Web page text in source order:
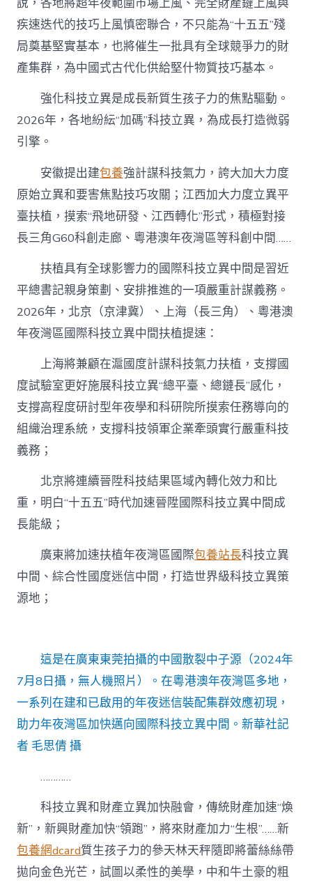
說，各地將超年夜範圍市場上風、完全財產鏈上風與
疾速迭代的技巧上風慎密聯合，不只能為“十五五”殘
局奠基堅實基本，也將催生一批具有全球競爭力的財
產集群，為中國式古代化供給堅什物質技巧基本。
強化科技立異是成長新質生孩子力的焦點驅動。
2026年，各地紛紜“加碼”科技立異，為成長打造微弱
引擎。
安徽提出建包養強計謀科技氣力，誇大加大力度
原始立異和要害焦點技巧攻關；江西加大力度立異平
臺扶植，摸索“飛地研發、江西轉化”形式，積極對接
長三角G60科創走廊、粵港澳年夜灣區等科創中間……
扶植具有全球影響力的國際科技立異中間是習近
平總書記親身策劃、安排推進的一項嚴重計謀義務。
2026年，北京（京津冀）、上海（長三角）、粵港澳
年夜灣區國際科技立異中間扶植提速：
上海將兼顧在滬國度計謀科技氣力扶植，支撐國
度試驗室更好施展科技立異“總平臺、總鏈長”感化，
支撐高程度研討型年夜學和科研院所摸索任務導向的
組織治理系統，支撐科技領軍企業牽頭實行嚴重科技
義務；
北京將連續晉陞科技結果區域內轉化效力和比
重，明白“十五五”時代加速晉陞國際科技立異中間成
長能級；
廣東將加速扶植年夜灣區國際包養站長科技立異
中間、綜合性國度迷信中間，打造世界級科技立異策
源地；
這是在廣東東莞拍攝的中國散裂中子源（2024年
7月8日攝，無人機照片）。在粵港澳年夜灣區多地，
一系列在建和已啟用的年夜迷信裝配集群效應初現，
助力年夜灣區加快邁向國際科技立異中間。新華社記
者 毛思倩 攝
…………
科技立異和財產立異加快融會，傳統財產加速“煥
新”，新興財產加快“領跑”，將來財產加力“生根”……新
包養網dcard質生孩子力的參天林天秤隨即將蕾絲絲帶
拋向金色光芒，試圖以柔性的美學，中和牛土豪的粗